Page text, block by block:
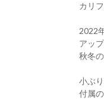
カリ
2022
アッ
秋冬
小ぶ
付属